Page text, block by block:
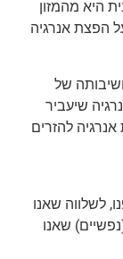
היא מהמזון
הפצת אנרגיה
של
שיעביר
להזרים
לשלווה שאנו
שאנו